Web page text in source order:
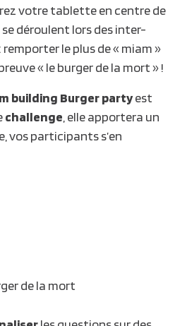
votre tablette en centre de
se déroulent lors des inter-
: remporter le plus de « miam »
« le burger de la mort » !
building Burger partyest
challenge , elle apportera un
vos participants s’en
de la mort